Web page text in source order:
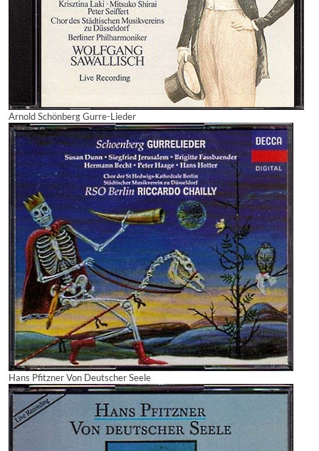
Arnold Schönberg Gurre-Lieder
Hans Pfitzner Von Deutscher Seele